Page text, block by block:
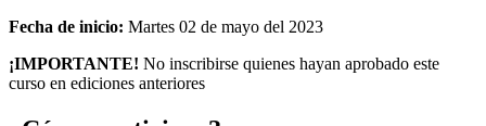
Fecha de inicio: Martes 02 de mayo del 2023
¡IMPORTANTE! No inscribirse quienes hayan aprobado este
curso en ediciones anteriores